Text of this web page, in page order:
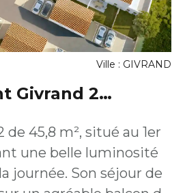
Ville : GIVRAND
Givrand 2
m2
de 45,8 m², situé au 1er
une belle luminosité
Son séjour de